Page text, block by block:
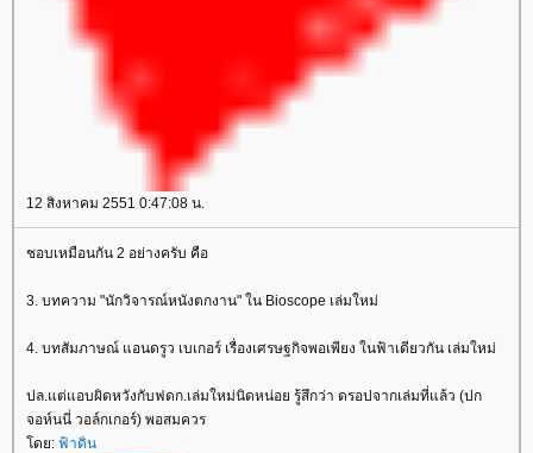
12 สิงหาคม 2551 0:47:08 น.
ชอบเหมือนกัน 2 อย่างครับ คือ
3. บทความ "นักวิจารณ์หนังตกงาน" ใน Bioscope เล่มใหม่
4. บทสัมภาษณ์ แอนดรูว เบเกอร์ เรื่องเศรษฐกิจพอเพียง ในฟ้าเดียวกัน เล่มใหม่
ปล.แต่แอบผิดหวังกับฟดก.เล่มใหม่นิดหน่อย รู้สึกว่า ดรอปจากเล่มที่แล้ว (ปก
จอห์นนี่ วอล์กเกอร์) พอสมควร
ดย: ฟ้าดิน